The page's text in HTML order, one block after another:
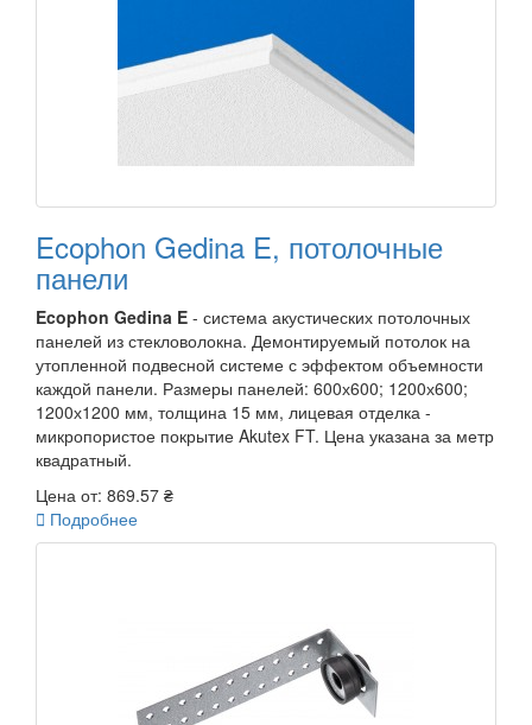
Ecophon Gedina E, потолочные
панели
Ecophon Gedina E - система акустических потолочных
панелей из стекловолокна. Демонтируемый потолок на
утопленной подвесной системе с эффектом объемности
каждой панели. Размеры панелей: 600х600; 1200х600;
1200х1200 мм, толщина 15 мм, лицевая отделка -
микропористое покрытие Akutex FT. Цена указана за метр
квадратный.
Цена от: 869.57 ₴
 Подробнее